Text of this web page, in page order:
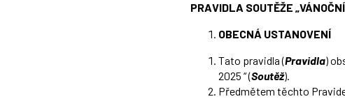
PRAVIDLA SOUTĚŽE
OBECNÁ USTANOVENÍ
Tato pravidla (Pravidla)
2025 “ (Soutěž).
Předmětem těchto